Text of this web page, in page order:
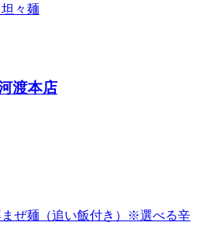
々麺
渡本店
まぜ麺（追い飯付き）※選べる辛